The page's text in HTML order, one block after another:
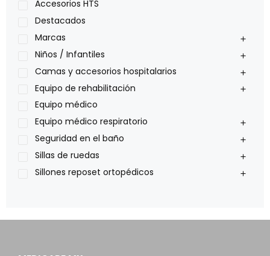
Lumex
Medical Store
Nidek
Oxiplus
Philips
Pride
Roho
Sillas de ruedas Everest Jennings
Stealth products
Xiehe Medical
Accesorios HTS
Destacados
Marcas
Niños / Infantiles
Camas y accesorios hospitalarios
Equipo de rehabilitación
Equipo médico
Equipo médico respiratorio
Seguridad en el baño
Sillas de ruedas
Sillones reposet ortopédicos